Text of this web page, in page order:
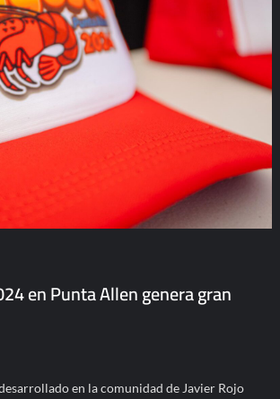
en Punta Allen genera gran
en la comunidad de Javier Rojo